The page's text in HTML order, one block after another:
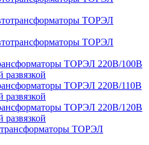
ТОРЭЛ
ТОРЭЛ
ТОРЭЛ 220В/100В
развязкой
ТОРЭЛ 220В/110В
развязкой
ТОРЭЛ 220В/120В
развязкой
ТОРЭЛ